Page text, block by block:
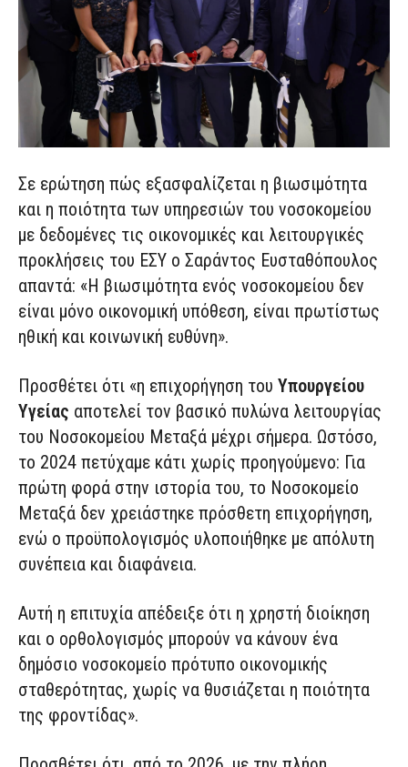
Σε ερώτηση πώς εξασφαλίζεται η βιωσιμότητα
και η ποιότητα των υπηρεσιών του νοσοκομείου
με δεδομένες τις οικονομικές και λειτουργικές
προκλήσεις του ΕΣΥ ο Σαράντος Ευσταθόπουλος
απαντά: «Η βιωσιμότητα ενός νοσοκομείου δεν
είναι μόνο οικονομική υπόθεση, είναι πρωτίστως
ηθική και κοινωνική ευθύνη».
Προσθέτει ότι «η επιχορήγηση του Υπουργείου
Υγείας αποτελεί τον βασικό πυλώνα λειτουργίας
του Νοσοκομείου Μεταξά μέχρι σήμερα. Ωστόσο,
το 2024 πετύχαμε κάτι χωρίς προηγούμενο: Για
πρώτη φορά στην ιστορία του, το Νοσοκομείο
Μεταξά δεν χρειάστηκε πρόσθετη επιχορήγηση,
ενώ ο προϋπολογισμός υλοποιήθηκε με απόλυτη
συνέπεια και διαφάνεια.
Αυτή η επιτυχία απέδειξε ότι η χρηστή διοίκηση
και ο ορθολογισμός μπορούν να κάνουν ένα
δημόσιο νοσοκομείο πρότυπο οικονομικής
σταθερότητας, χωρίς να θυσιάζεται η ποιότητα
της φροντίδας».